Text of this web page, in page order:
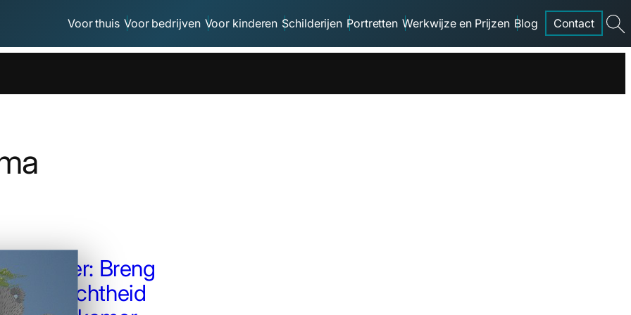
Voor thuis Voor bedrijven Voor kinderen Schilderijen Portretten Werkwijze en Prijzen Blog Contact
Beer: Breng
en Zachtheid